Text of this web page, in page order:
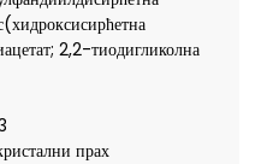
2,2-тиодигликолна
прах